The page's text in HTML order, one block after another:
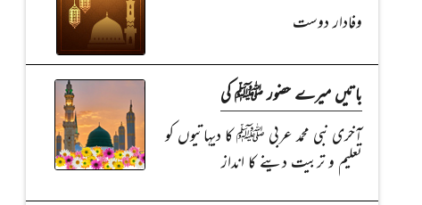
وفادار دوست
باتیں میرے حضور ﷺ کی
آخری نبی محمد عربی ﷺ کا دیہاتیوں کو
تعلیم و تربیت دینے کا انداز